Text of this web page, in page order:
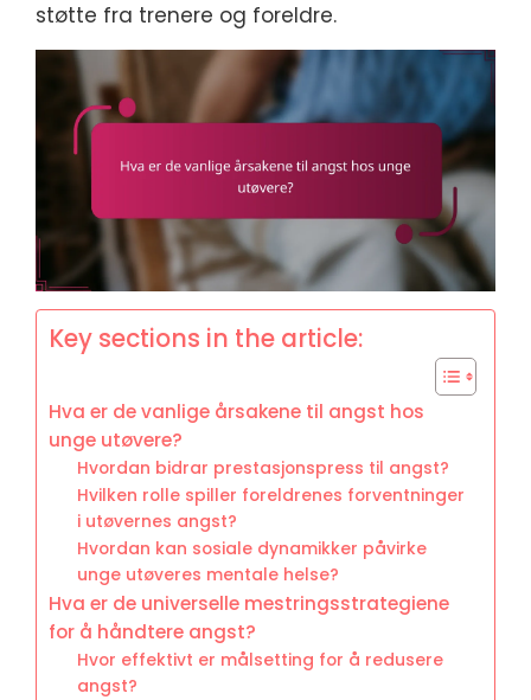
støtte fra trenere og foreldre.
Key sections in the article:
Hva er de vanlige årsakene til angst hos
unge utøvere?
Hvordan bidrar prestasjonspress til angst?
Hvilken rolle spiller foreldrenes forventninger
i utøvernes angst?
Hvordan kan sosiale dynamikker påvirke
unge utøveres mentale helse?
Hva er de universelle mestringsstrategiene
for å håndtere angst?
Hvor effektivt er målsetting for å redusere
angst?